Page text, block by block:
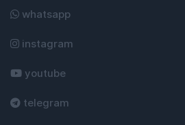
whatsapp
instagram
youtube
telegram